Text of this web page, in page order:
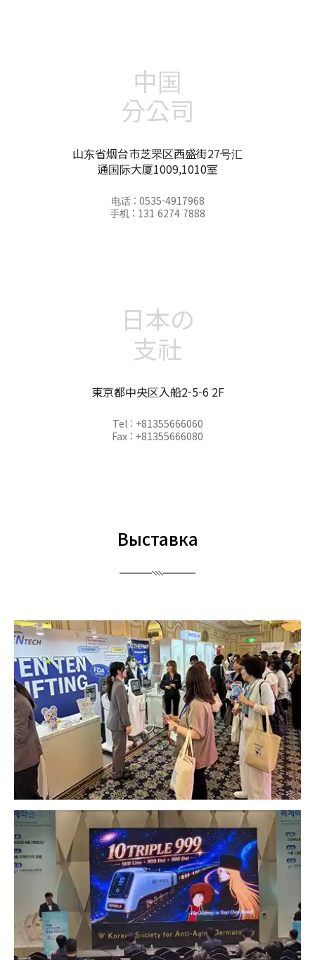
中国
分公司
山东省烟台市芝罘区西盛街27号汇
通国际大厦1009,1010室
电话 : 0535-4917968
手机 : 131 6274 7888
日本の
支社
東京都中央区入船2-5-6 2F
Tel : +81355666060
Fax : +81355666080
Выставка